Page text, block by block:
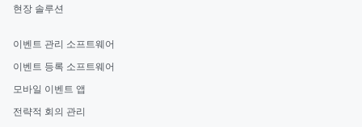
현장 솔루션
이벤트 관리 소프트웨어
이벤트 등록 소프트웨어
모바일 이벤트 앱
전략적 회의 관리